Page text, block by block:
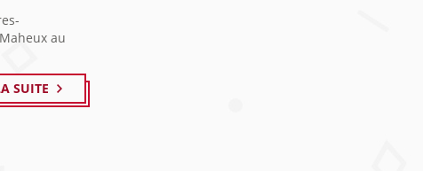
au
SUITE